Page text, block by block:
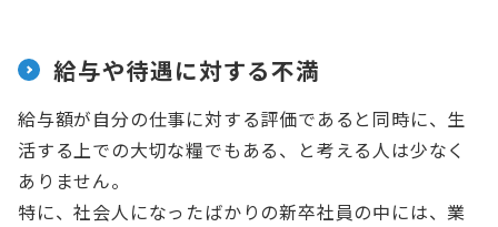
給与や待遇に対する不満
給与額が自分の仕事に対する評価であると同時に、生
活する上での大切な糧でもある、と考える人は少なく
ありません。
特に、社会人になったばかりの新卒社員の中には、業